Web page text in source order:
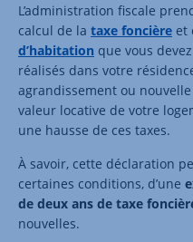
L’administration fiscale
calcul de la taxe foncière et
d’habitation que vous
réalisés dans votre
agrandissement ou
valeur locative de votre
une hausse de ces taxes.
À savoir, cette déclaration
certaines conditions, d’une
de deux ans de taxe
nouvelles.